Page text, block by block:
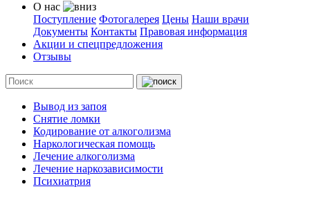
О нас
Поступление Фотогалерея Цены Наши врачи
Документы Контакты Правовая информация
Акции и спецпредложения
Отзывы
Вывод из запоя
Снятие ломки
Кодирование от алкоголизма
Наркологическая помощь
Лечение алкоголизма
Лечение наркозависимости
Психиатрия